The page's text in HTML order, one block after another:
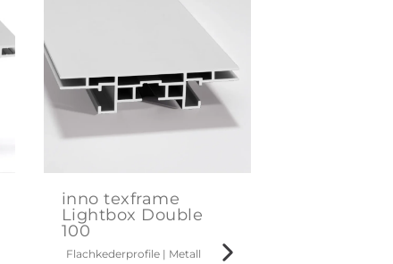
inno texframe
Lightbox Double
100
Flachkederprofile| Metall